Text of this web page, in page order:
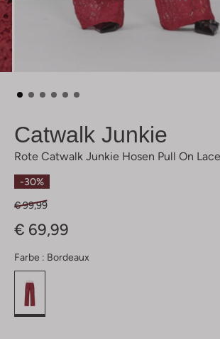
Catwalk Junkie
Rote Catwalk Junkie Hosen Pull On
-30%
€ 99,99
€ 69,99
Farbe : Bordeaux